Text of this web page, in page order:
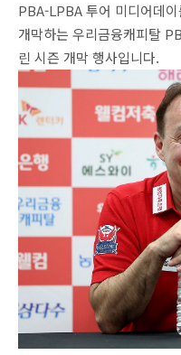
PBA-LPBA 투어 미디어데
개막하는 우리금융캐피탈
린 시즌 개막 행사입니다.